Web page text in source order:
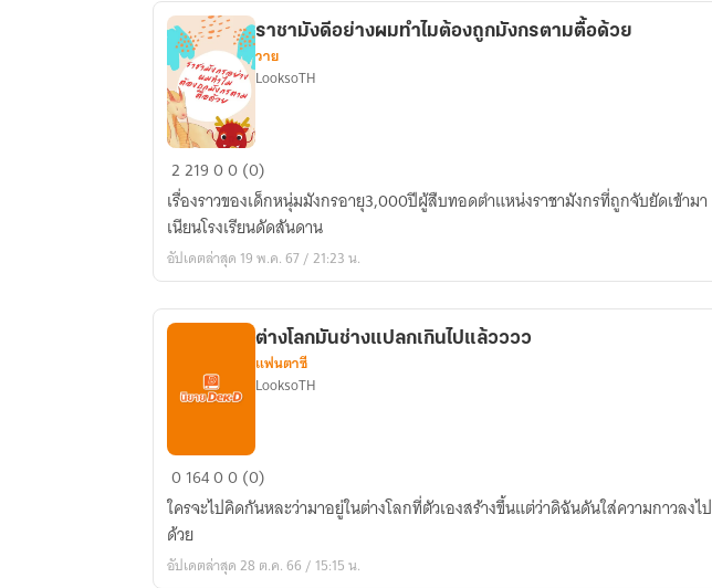
เอง
ให้
คลั่ง
รัก
ไป
มากกว่า
นี้
ได้
ไหม
รา
ชามั
งดี
อย่าง
ผม
ต้อง
มังกร
ตาม
ด้วย
ราชามังดีอย่างผมทำไมต้องถูกมังกรตามตื้อด้วย
วาย
LooksoTH
221900 (0)
เรื่องราวของเด็กหนุ่มมังกรอายุ3,000ปีผู้สืบทอดตำแหน่งราชามังกรที่ถูกจับยัดเข้ามา
เนียนโรงเรียนดัดสันดาน
อัปเดตล่าสุด 19 พ.ค. 67 / 21:23 น.
ต่าง
โลก
มัน
ช่าง
แปลก
ต่างโลกมันช่างแปลกเกินไปแล้วววว
แฟนตาซี
LooksoTH
016400 (0)
ใครจะไปคิดกันหละว่ามาอยู่ในต่างโลกที่ตัวเองสร้างขึ้นแต่ว่าดิฉันดันใส่ความกาวลงไป
ด้วย
อัปเดตล่าสุด 28 ต.ค. 66 / 15:15 น.